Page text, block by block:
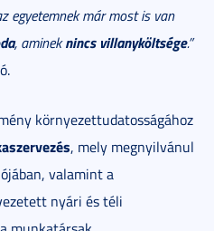
egyetemnek már most is van
, amineknincs villanyköltsége.”
környezettudatosságához
, mely megnyilvánul
valamint a
nyári és téli